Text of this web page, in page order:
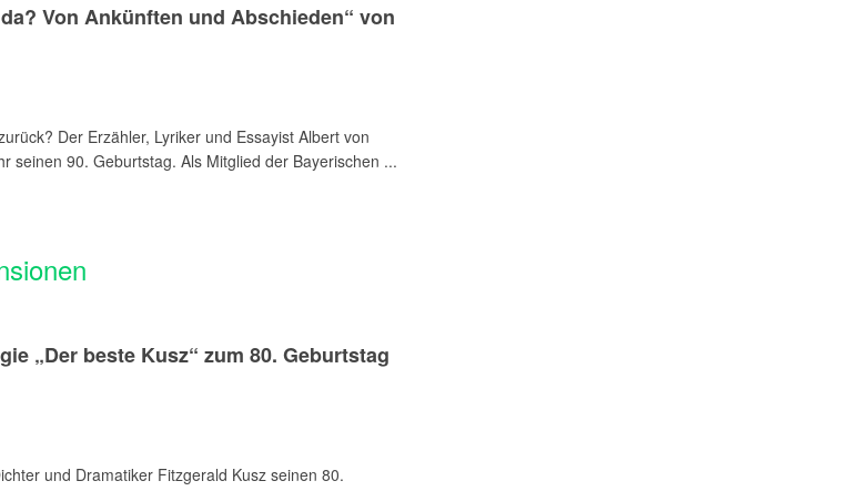
Von Ankünften und Abschieden“ von
Der Erzähler, Lyriker und Essayist Albert von
seinen 90. Geburtstag. Als Mitglied der Bayerischen ...
„Der beste Kusz“ zum 80. Geburtstag
und Dramatiker Fitzgerald Kusz seinen 80.